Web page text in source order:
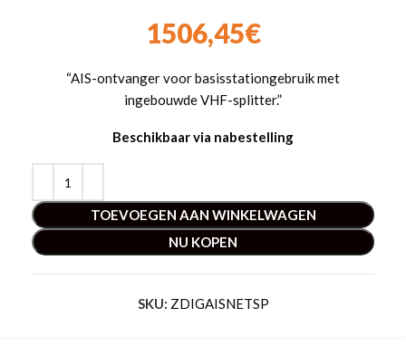
1506,45€
“AIS-ontvanger voor basisstationgebruik met
ingebouwde VHF-splitter.”
Beschikbaar via nabestelling
TOEVOEGEN AAN WINKELWAGEN
NU KOPEN
SKU: ZDIGAISNETSP